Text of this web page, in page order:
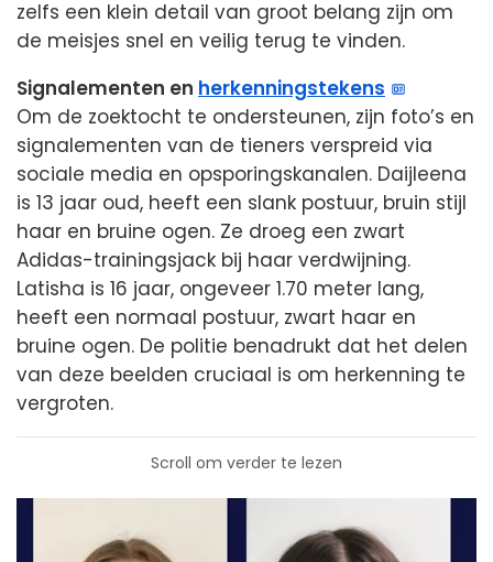
zelfs een klein detail van groot belang zijn om
de meisjes snel en veilig terug te vinden.
Signalementen en herkenningstekens
Om de zoektocht te ondersteunen, zijn foto’s en
signalementen van de tieners verspreid via
sociale media en opsporingskanalen. Daijleena
is 13 jaar oud, heeft een slank postuur, bruin stijl
haar en bruine ogen. Ze droeg een zwart
Adidas-trainingsjack bij haar verdwijning.
Latisha is 16 jaar, ongeveer 1.70 meter lang,
heeft een normaal postuur, zwart haar en
bruine ogen. De politie benadrukt dat het delen
van deze beelden cruciaal is om herkenning te
vergroten.
Scroll om verder te lezen